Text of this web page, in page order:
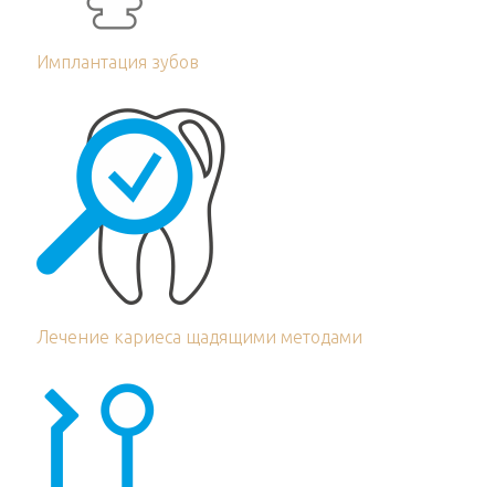
Имплантация зубов
Лечение кариеса щадящими методами